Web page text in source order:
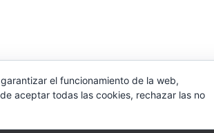
el funcionamiento de la web,
aceptar todas las cookies, rechazar las no